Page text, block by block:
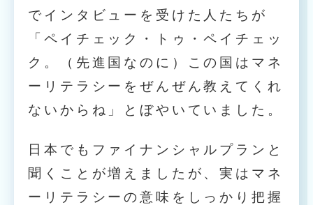
でインタビューを受けた人たちが
「ペイチェック・トゥ・ペイチェッ
ク。（先進国なのに）この国はマネ
ーリテラシーをぜんぜん教えてくれ
ないからね」とぼやいていました。
日本でもファイナンシャルプランと
聞くことが増えましたが、実はマネ
ーリテラシーの意味をしっかり把握